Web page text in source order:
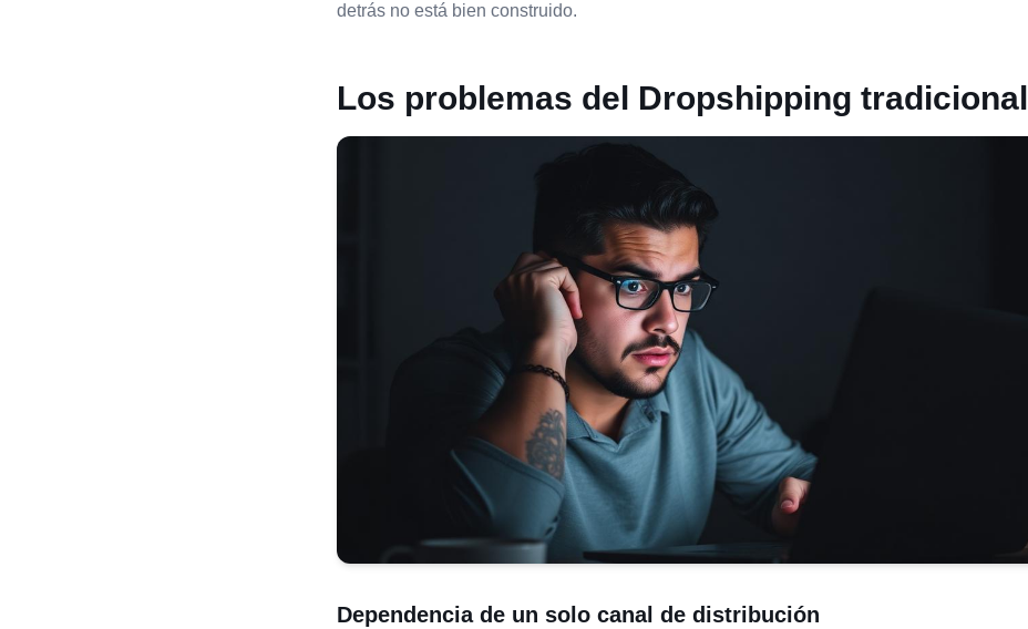
detrás no está bien construido.
Los problemas del Dropshipping tradicional
Dependencia de un solo canal de distribución